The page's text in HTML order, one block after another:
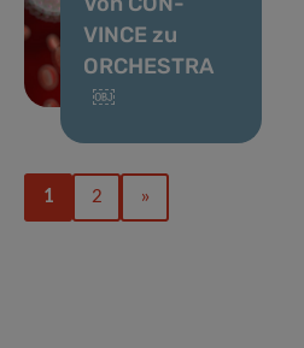
VINCE zu
ORCHESTRA
￼
1 2 »